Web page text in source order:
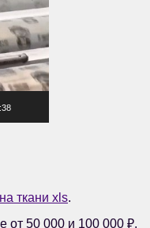
ткани xls.
от 50 000 и 100 000 ₽.